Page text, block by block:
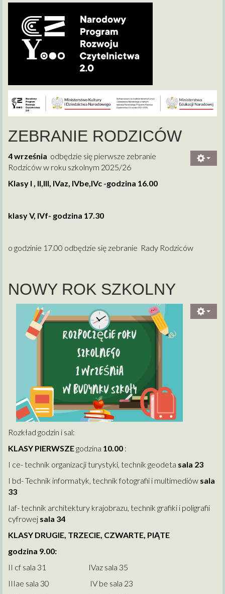
ZEBRANIE RODZICÓW
4 września odbędzie się pierwsze zebranie
Rodziców w roku szkolnym 2025/26
Klasy I , II,III, IVaz, IVbe,IVc -godzina 16.00
klasy V, IVf- godzina 17.30
o godzinie 17.00 odbędzie się zebranie Rady Rodziców
NOWY ROK SZKOLNY
Rozkład godzin i sal:
KLASY PIERWSZEgodzina 10.00 :
I ce- technik organizacji turystyki, technik geodeta sala 23
I bd- Technik informatyk, technik fotografii i multimediów sala
33
Iaf- technik architektury krajobrazu, technik grafiki i poligrafii
cyfrowej sala 34
KLASY DRUGIE, TRZECIE, CZWARTE, PIĄTE
godzina 9.00:
II cf sala 31 IVaz sala 35
IIIae sala 30 IV be sala 23